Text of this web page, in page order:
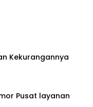
Kekurangannya
Pusat layanan